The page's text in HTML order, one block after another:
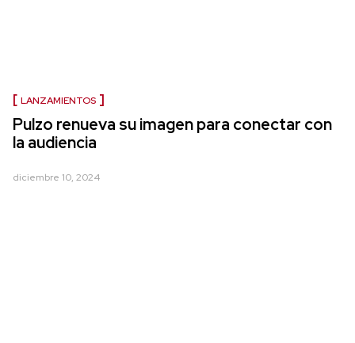
LANZAMIENTOS
Pulzo renueva su imagen para conectar con
la audiencia
diciembre 10, 2024